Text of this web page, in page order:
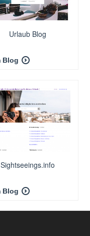
Urlaub Blog
Blog
Sightseeings.info
Blog